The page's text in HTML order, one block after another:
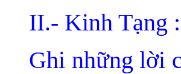
II.- Kinh Tạng :
Ghi những lời